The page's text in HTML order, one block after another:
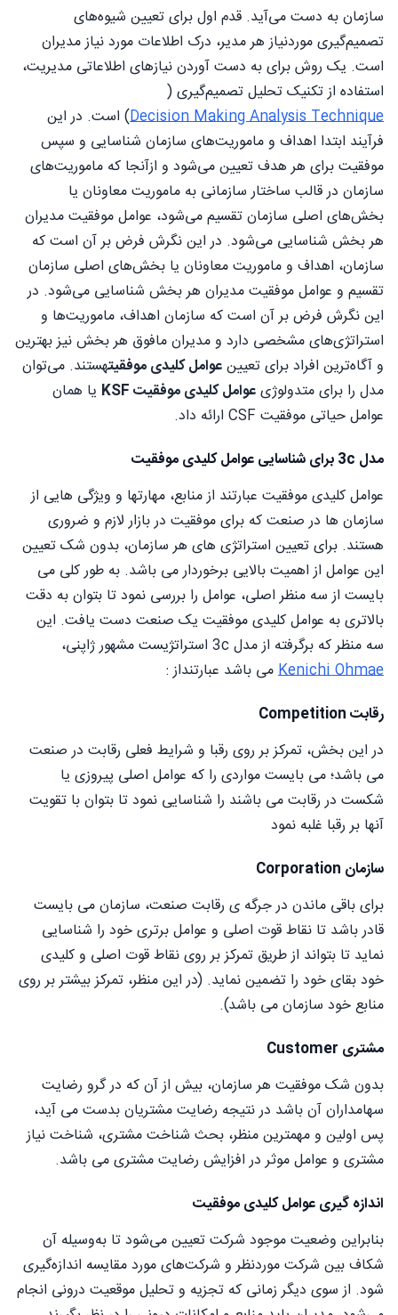
سازمان به دست می‌آید. قدم اول برای تعیین شیوه‌های
تصمیم‌گیری موردنیاز هر مدیر، درک اطلاعات مورد نیاز مدیران
است. یک روش برای به دست آوردن نیازهای اطلاعاتی مدیریت،
استفاده از تکنیک تحلیل تصمیم‌گیری (
Decision Making Analysis Technique) است. در این
فرآیند ابتدا اهداف و ماموریت‌های سازمان شناسایی و سپس
موفقیت برای هر هدف تعیین می‌شود و ازآنجا که ماموریت‌های
سازمان در قالب ساختار سازمانی به ماموریت معاونان یا
بخش‌های اصلی سازمان تقسیم می‌شود، عوامل موفقیت مدیران
هر بخش شناسایی می‌شود. در این نگرش فرض بر آن است که
سازمان، اهداف و ماموریت معاونان یا بخش‌های اصلی سازمان
تقسیم و عوامل موفقیت مدیران هر بخش شناسایی می‌شود. در
این نگرش فرض بر آن است که سازمان اهداف، ماموریت‌ها و
استراتژی‌های مشخصی دارد و مدیران مافوق هر بخش نیز بهترین
و آگاه‌ترین افراد برای تعیینعوامل کلیدی موفقیتهستند. می‌توان
مدل را برای متدولوژیعوامل کلیدی موفقیت KSF
یا همان
عوامل حیاتی موفقیت CSF ارائه داد.
مدل 3c برای شناسایی عوامل کلیدی موفقیت
عوامل کلیدی موفقیت عبارتند از منابع، مهارتها و ویژگی هایی از
سازمان ها در صنعت که برای موفقیت در بازار لازم و ضروری
هستند. برای تعیین استراتژی های هر سازمان، بدون شک تعیین
این عوامل از اهمیت بالایی برخوردار می باشد. به طور کلی می
بایست از سه منظر اصلی، عوامل را بررسی نمود تا بتوان به دقت
بالاتری به عوامل کلیدی موفقیت یک صنعت دست یافت. این
سه منظر که برگرفته از مدل 3c استراتژیست مشهور ژاپنی،
Kenichi Ohmaeمی باشد عبارتنداز :
رقابت Competition
در این بخش، تمرکز بر روی رقبا و شرایط فعلی رقابت در صنعت
می باشد؛ می بایست مواردی را که عوامل اصلی پیروزی یا
شکست در رقابت می باشند را شناسایی نمود تا بتوان با تقویت
آنها بر رقبا غلبه نمود
سازمان Corporation
برای باقی ماندن در جرگه ی رقابت صنعت، سازمان می بایست
قادر باشد تا نقاط قوت اصلی و عوامل برتری خود را شناسایی
نماید تا بتواند از طریق تمرکز بر روی نقاط قوت اصلی و کلیدی
خود بقای خود را تضمین نماید. (در این منظر، تمرکز بیشتر بر روی
منابع خود سازمان می باشد).
مشتری Customer
بدون شک موفقیت هر سازمان، بیش از آن که در گرو رضایت
سهامداران آن باشد در نتیجه رضایت مشتریان بدست می آید،
پس اولین و مهمترین منظر، بحث شناخت مشتری، شناخت نیاز
مشتری و عوامل موثر در افزایش رضایت مشتری می باشد.
اندازه گیری عوامل کلیدی موفقیت
بنابراین وضعیت موجود شرکت تعیین می‌شود تا به‌وسیله آن
شکاف بین شرکت موردنظر و شرکت‌های مورد مقایسه اندازه‌گیری
شود. از سوی دیگر زمانی که تجزیه ‌و تحلیل موقعیت درونی انجام